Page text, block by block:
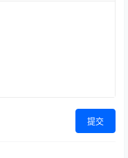
提交